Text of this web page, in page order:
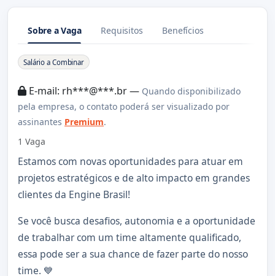
Sobre a Vaga Requisitos Benefícios
Sobre a Vaga
Salário a Combinar
E-mail: rh***@***.br — Quando disponibilizado
pela empresa, o contato poderá ser visualizado por
assinantes Premium.
1 Vaga
Estamos com novas oportunidades para atuar em
projetos estratégicos e de alto impacto em grandes
clientes da Engine Brasil!
Se você busca desafios, autonomia e a oportunidade
de trabalhar com um time altamente qualificado,
essa pode ser a sua chance de fazer parte do nosso
time. 💙